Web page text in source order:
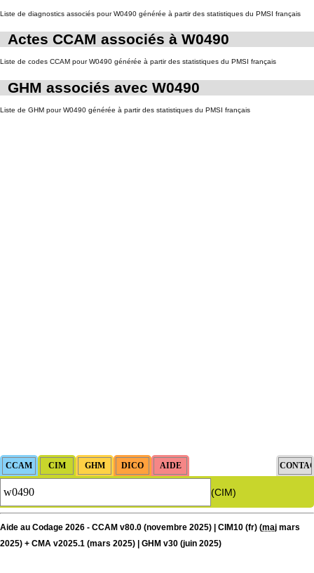
Liste de diagnostics associés pour W0490 générée à partir des statistiques du PMSI français
Actes CCAM associés à W0490
Liste de codes CCAM pour W0490 générée à partir des statistiques du PMSI français
GHM associés avec W0490
Liste de GHM pour W0490 générée à partir des statistiques du PMSI français
(CIM)
Aide au Codage 2026 - CCAM v80.0 (novembre 2025) | CIM10 (fr) (maj mars
2025) + CMA v2025.1 (mars 2025) | GHM v30 (juin 2025)